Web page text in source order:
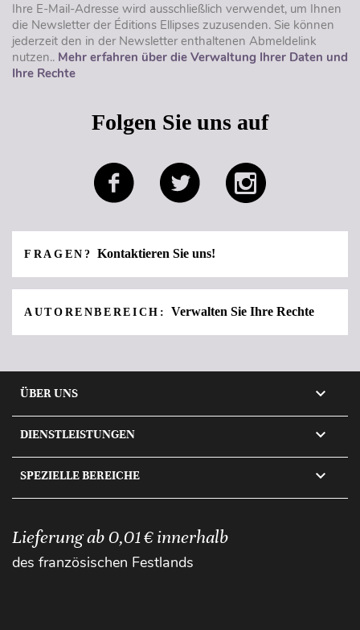
Ihre E-Mail-Adresse wird ausschließlich verwendet, um Ihnen
die Newsletter der Éditions Ellipses zuzusenden. Sie können
jederzeit den in der Newsletter enthaltenen Abmeldelink
nutzen.. Mehr erfahren über die Verwaltung Ihrer Daten und
Ihre Rechte
Folgen Sie uns auf
FRAGEN?Kontaktieren Sie uns!
AUTORENBEREICH: Verwalten Sie Ihre Rechte
ÜBER UNS 
DIENSTLEISTUNGEN 
SPEZIELLE BEREICHE 
Lieferung ab 0,01 € innerhalb
des französischen Festlands